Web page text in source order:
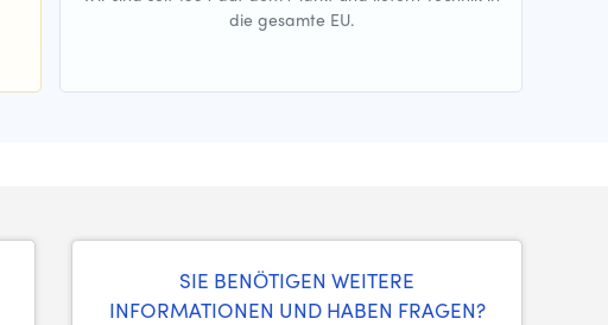
die gesamte EU.
SIE BENÖTIGEN WEITERE
INFORMATIONEN UND HABEN FRAGEN?